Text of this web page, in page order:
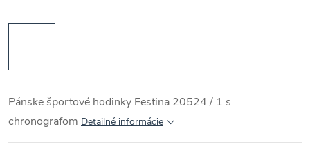
Pánske športové hodinky Festina 20524 / 1 s
chronografom Detailné informácie